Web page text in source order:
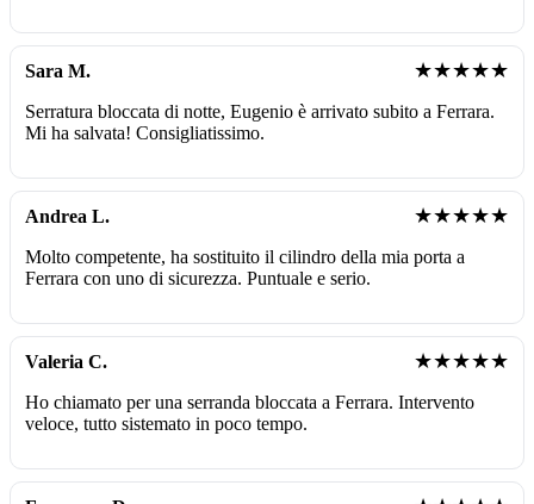
Sara M. ★★★★★
Serratura bloccata di notte, Eugenio è arrivato subito a Ferrara.
Mi ha salvata! Consigliatissimo.
Andrea L. ★★★★★
Molto competente, ha sostituito il cilindro della mia porta a
Ferrara con uno di sicurezza. Puntuale e serio.
Valeria C. ★★★★★
Ho chiamato per una serranda bloccata a Ferrara. Intervento
veloce, tutto sistemato in poco tempo.